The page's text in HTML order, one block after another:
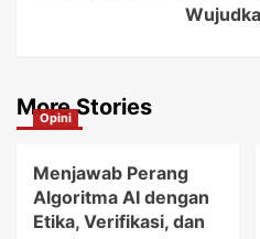
More Stories
Opini
Menjawab Perang
Algoritma AI dengan
Etika, Verifikasi, dan